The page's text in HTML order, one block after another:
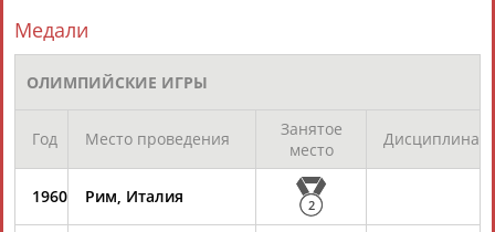
ЕЩЁ ПЕРСОНЫ
ТАБЛО АКТИВНОСТИ
Медали
ОЛИМПИЙСКИЕ ИГРЫ
Год Место проведения
Занятое
место
Дисциплина
1960 Рим, Италия 2